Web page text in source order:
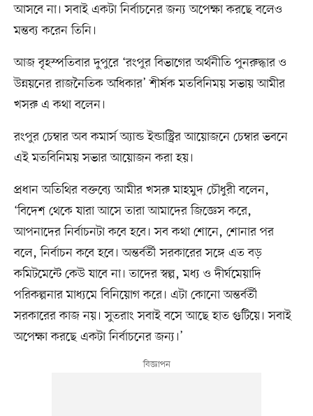
আসবে না। সবাই একটা নির্বাচনের জন্য অপেক্ষা করছে বলেও
মন্তব্য করেন তিনি।
আজ বৃহস্পতিবার দুপুরে ‘রংপুর বিভাগের অর্থনীতি পুনরুদ্ধার ও
উন্নয়নের রাজনৈতিক অধিকার’ শীর্ষক মতবিনিময় সভায় আমীর
খসরু এ কথা বলেন।
রংপুর চেম্বার অব কমার্স অ্যান্ড ইন্ডাস্ট্রির আয়োজনে চেম্বার ভবনে
এই মতবিনিময় সভার আয়োজন করা হয়।
প্রধান অতিথির বক্তব্যে আমীর খসরু মাহমুদ চৌধুরী বলেন,
‘বিদেশ থেকে যারা আসে তারা আমাদের জিজ্ঞেস করে,
আপনাদের নির্বাচনটা কবে হবে। সব কথা শোনে, শোনার পর
বলে, নির্বাচন কবে হবে। অন্তর্বর্তী সরকারের সঙ্গে এত বড়
কমিটমেন্টে কেউ যাবে না। তাদের স্বল্প, মধ্য ও দীর্ঘমেয়াদি
পরিকল্পনার মাধ্যমে বিনিয়োগ করে। এটা কোনো অন্তর্বর্তী
সরকারের কাজ নয়। সুতরাং সবাই বসে আছে হাত গুটিয়ে। সবাই
অপেক্ষা করছে একটা নির্বাচনের জন্য।’